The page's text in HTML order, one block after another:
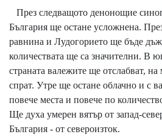
През следващото денонощие
България ще остане усложнена.
равнина и Лудогорието ще бъде
количествата ще са значителни. В
страната валежите ще отслабват,
спрат. Утре ще остане облачно и с
повече места и повече по
Ще духа умерен вятър от запад-
България - от североизток.